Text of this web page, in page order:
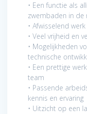
• Een functie als
zwembaden in de
• Afwisselend
• Veel vrijheid en
• Mogelijkheden
technische
• Een prettige
team
• Passende
kennis en ervaring
• Uitzicht op een